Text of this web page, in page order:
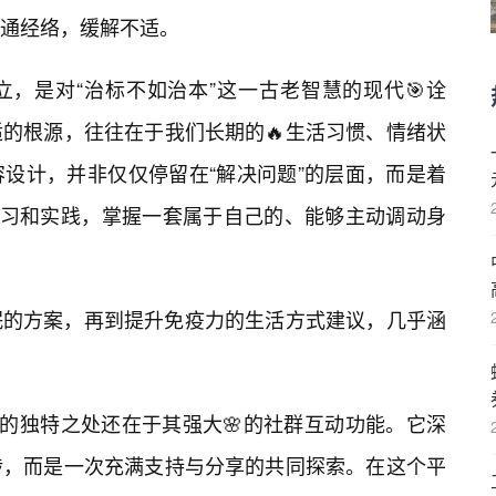
经络，缓解不适。
是对“治标不如治本”这一古老智慧的现代🎯诠
根源，往往在于我们长期的🔥生活习惯、情绪状
计，并非仅仅停留在“解决问题”的层面，而是着
和实践，掌握一套属于自己的、能够主动调动身
方案，再到提升免疫力的生活方式建议，几乎涵
独特之处还在于其强大🌸的社群互动功能。它深
而是一次充满支持与分享的共同探索。在这个平